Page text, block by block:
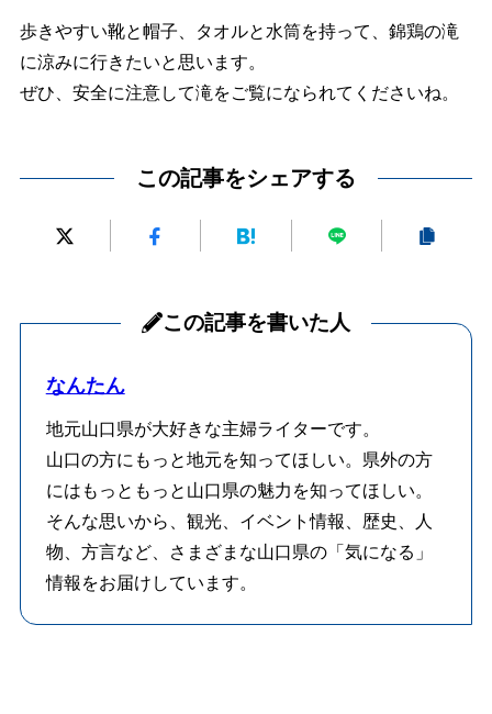
歩きやすい靴と帽子、タオルと水筒を持って、錦鶏の滝
に涼みに行きたいと思います。
ぜひ、安全に注意して滝をご覧になられてくださいね。
この記事をシェアする
この記事を書いた人
なんたん
地元山口県が大好きな主婦ライターです。
山口の方にもっと地元を知ってほしい。県外の方
にはもっともっと山口県の魅力を知ってほしい。
そんな思いから、観光、イベント情報、歴史、人
物、方言など、さまざまな山口県の「気になる」
情報をお届けしています。